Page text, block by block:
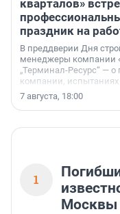
кварталов»
праздник на
В преддверии Дня
менеджеры компании
„Терминал-Ресурс“ — о
компании, испытаниях
осторожного
7 августа, 18:00
1
Москвы